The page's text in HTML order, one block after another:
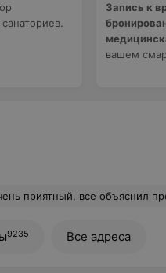
Запись к
вашем
раз. Отдельная благодарность, что принял до начала своего рабочего дня, т.к. перепутали клинику и
9235 Все адреса